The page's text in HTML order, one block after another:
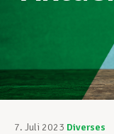
7. Juli 2023 Diverses